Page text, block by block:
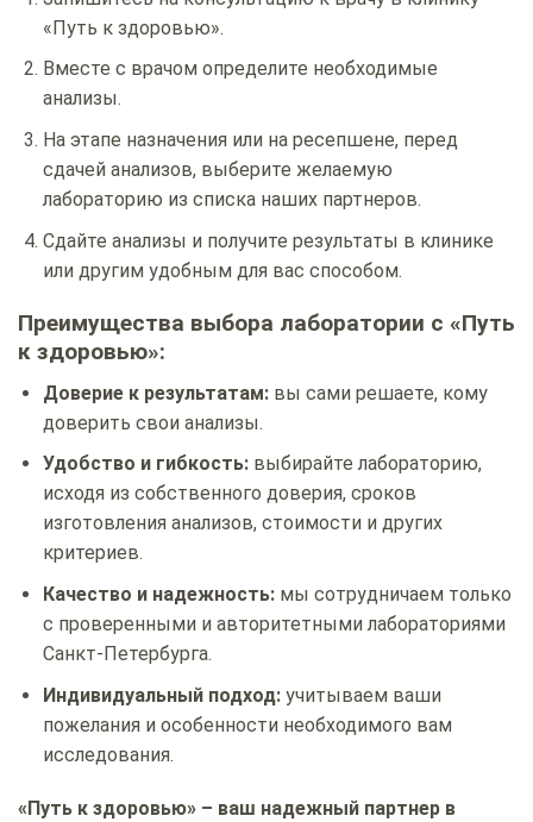
«Путь к здоровью».
Вместе с врачом определите необходимые
анализы.
На этапе назначения или на ресепшене, перед
сдачей анализов, выберите желаемую
лабораторию из списка наших партнеров.
Сдайте анализы и получите результаты в клинике
или другим удобным для вас способом.
Преимущества выбора лаборатории с «Путь
к здоровью»:
Доверие к результатам:вы сами решаете, кому
доверить свои анализы.
Удобство и гибкость:выбирайте лабораторию,
исходя из собственного доверия, сроков
изготовления анализов, стоимости и других
критериев.
Качество и надежность:мы сотрудничаем только
с проверенными и авторитетными лабораториями
Санкт-Петербурга.
Индивидуальный подход:учитываем ваши
пожелания и особенности необходимого вам
исследования.
«Путь к здоровью» – ваш надежный партнер в